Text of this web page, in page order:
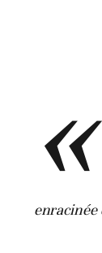
enracinée